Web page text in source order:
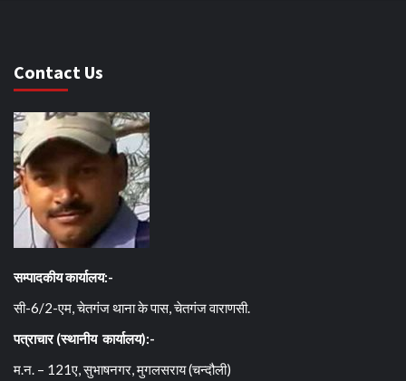
Contact Us
सम्पादकीय कार्यालय:-
सी-6/2-एम, चेतगंज थाना के पास, चेतगंज वाराणसी.
पत्राचार (स्थानीय कार्यालय):-
म.न. – 121ए, सुभाषनगर, मुगलसराय (चन्दौली)